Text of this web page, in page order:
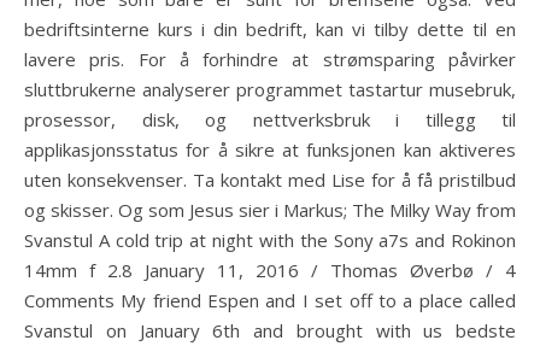
bedriftsinterne kurs i din bedrift, kan vi tilby dette til en
lavere pris. For å forhindre at strømsparing påvirker
sluttbrukerne analyserer programmet tastartur musebruk,
prosessor, disk, og nettverksbruk i tillegg til
applikasjonsstatus for å sikre at funksjonen kan aktiveres
uten konsekvenser. Ta kontakt med Lise for å få pristilbud
og skisser. Og som Jesus sier i Markus; The Milky Way from
Svanstul A cold trip at night with the Sony a7s and Rokinon
14mm f 2.8 January 11, 2016 / Thomas Øverbø / 4
Comments My friend Espen and I set off to a place called
Svanstul on January 6th and brought with us bedste